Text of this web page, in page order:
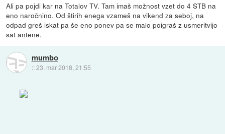
Ali pa pojdi kar na Totalov TV. Tam imaš možnost vzet do 4 STB na
eno naročnino. Od štirih enega vzameš na vikend za seboj, na
odpad greš iskat pa še eno ponev pa se malo poigraš z usmeritvijo
sat antene.
mumbo
::23. mar 2018, 21:55